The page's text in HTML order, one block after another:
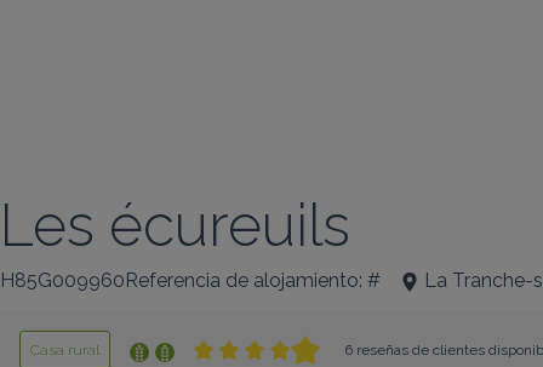
Les écureuils
H85G009960Referencia de alojamiento: # La Tranche-
Casa rural 6 reseñas de clientes